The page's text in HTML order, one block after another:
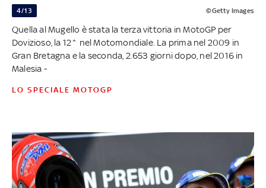
4/13 ©Getty Images
Quella al Mugello è stata la terza vittoria in MotoGP per
Dovizioso, la 12^ nel Motomondiale. La prima nel 2009 in
Gran Bretagna e la seconda, 2.653 giorni dopo, nel 2016 in
Malesia -
LO SPECIALE MOTOGP